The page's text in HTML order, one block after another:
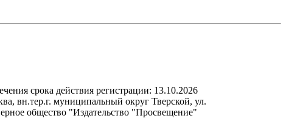
срока действия регистрации: 13.10.2026
вн.тер.г. муниципальный округ Тверской, ул.
общество "Издательство "Просвещение"